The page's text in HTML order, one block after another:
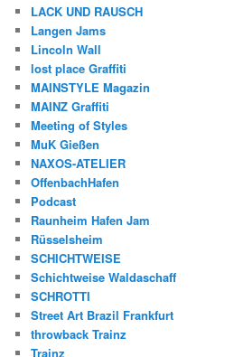
LACK UND RAUSCH
Langen Jams
Lincoln Wall
lost place Graffiti
MAINSTYLE Magazin
MAINZ Graffiti
Meeting of Styles
MuK Gießen
NAXOS-ATELIER
OffenbachHafen
Podcast
Raunheim Hafen Jam
Rüsselsheim
SCHICHTWEISE
Schichtweise Waldaschaff
SCHROTTI
Street Art Brazil Frankfurt
throwback Trainz
Trainz